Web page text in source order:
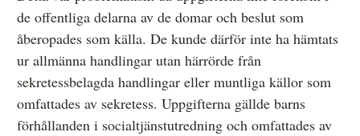
de offentliga delarna av de domar och beslut som
åberopades som källa. De kunde därför inte ha hämtats
ur allmänna handlingar utan härrörde från
sekretessbelagda handlingar eller muntliga källor som
omfattades av sekretess. Uppgifterna gällde barns
förhållanden i socialtjänstutredning och omfattades av